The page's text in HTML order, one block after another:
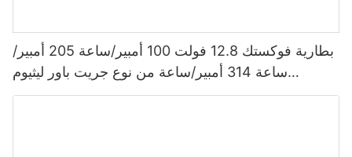
بطارية فوكستك 12.8 فولت 100 أمبير/ساعة 205 أمبير/
ساعة 314 أمبير/ساعة من نوع جريت باور ليثيوم
فوسفات الحديد 1280 واط/ساعة - 5120 واط/ساعة،